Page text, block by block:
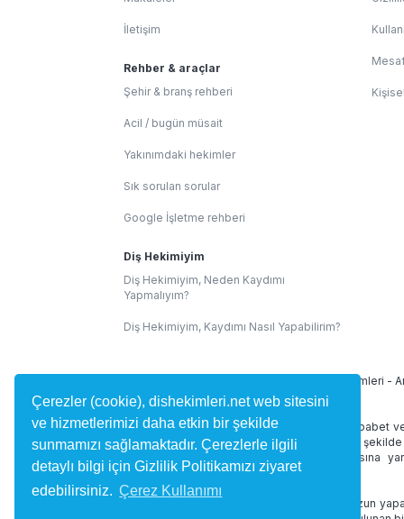
Çerezler (cookie), dishekimleri.net web sitesini
ve hizmetlerimizi daha etkin bir şekilde
sunmamızı sağlamaktadır. Çerezlerle ilgili
detaylı bilgi için Gizlilik Politikamızı ziyaret
edebilirsiniz. Çerez Kullanımı
İletişim
Rehber & araçlar
Şehir & branş rehberi
Acil / bugün müsait
Yakınımdaki hekimler
Sık sorulan sorular
Google İşletme rehberi
Diş Hekimiyim
Diş Hekimiyim, Neden Kaydımı
Yapmalıyım?
Diş Hekimiyim, Kaydımı Nasıl Yapabilirim?
İstanbul Diş Hekimleri -
dishekimleri.net site içeriğinde 1219 Sayılı Tababet
alan yorumlar kullanıcılar tarafından bağımsız
diş hekimini bulmasına ve randevu almasına
desteklememektedir.
dishekimleri.net online hizmetleri doktorunuzun